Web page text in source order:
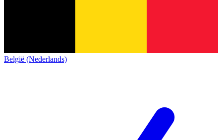
België (Nederlands)